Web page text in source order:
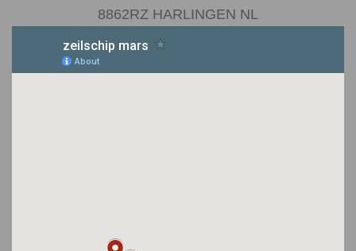
8862RZ HARLINGEN NL